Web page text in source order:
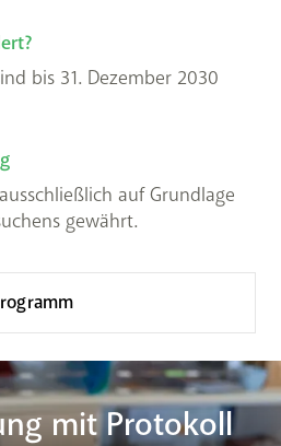
bis 31. Dezember 2030
auf Grundlage
gewährt.
mit Protokoll